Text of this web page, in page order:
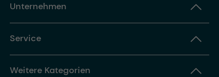
Unternehmen
Service
Weitere Kategorien